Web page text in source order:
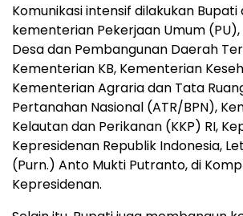
Komunikasi intensif dilakukan Bupati
kementerian Pekerjaan Umum
Desa dan Pembangunan Daerah
Kementerian KB, Kementerian
Kementerian Agraria dan Tata
Pertanahan Nasional (ATR/BPN),
Kelautan dan Perikanan (KKP) RI,
Kepresidenan Republik Indonesia,
(Purn.) Anto Mukti Putranto, di
Kepresidenan.